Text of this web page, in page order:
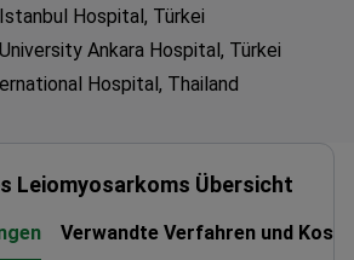
Hospital, Türkei
Ankara Hospital, Türkei
Hospital, Thailand
Leiomyosarkoms Übersicht
Verwandte Verfahren und